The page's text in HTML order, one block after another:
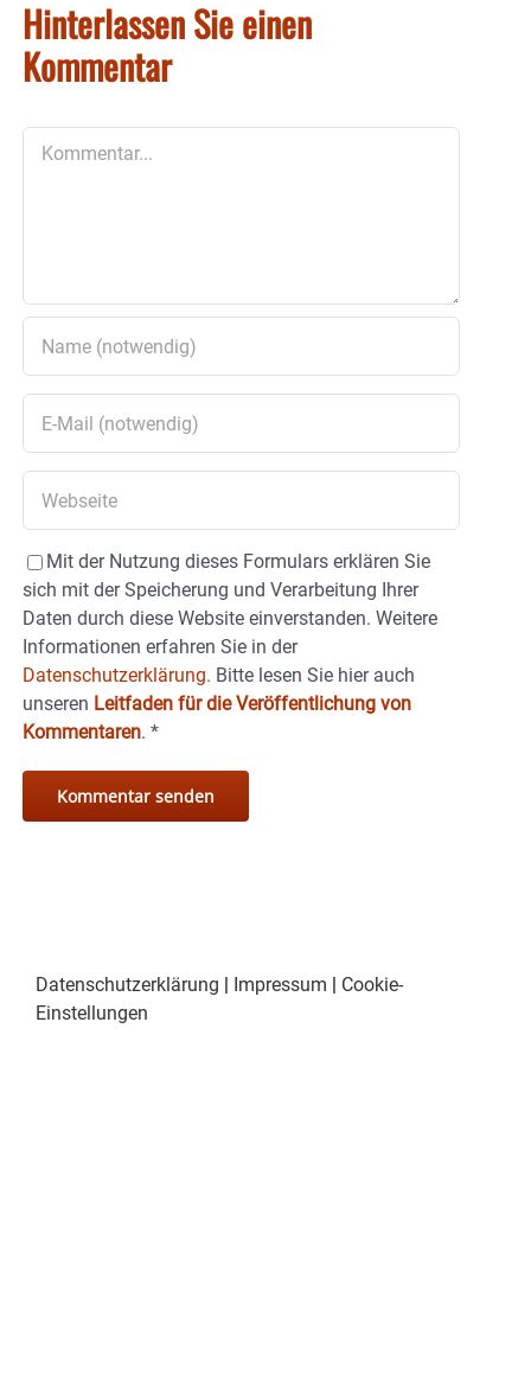
Hinterlassen Sie einen
Kommentar
Mit der Nutzung dieses Formulars erklären Sie
sich mit der Speicherung und Verarbeitung Ihrer
Daten durch diese Website einverstanden. Weitere
Informationen erfahren Sie in der
Datenschutzerklärung. Bitte lesen Sie hier auch
unseren Leitfaden für die Veröffentlichung von
Kommentaren. *
Datenschutzerklärung | Impressum | Cookie-
Einstellungen